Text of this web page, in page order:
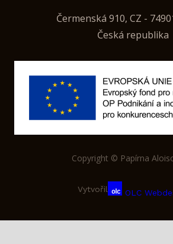
Čermenská 910, CZ -
Česká republika
Copyright © Papírna
Vytvořil OLC